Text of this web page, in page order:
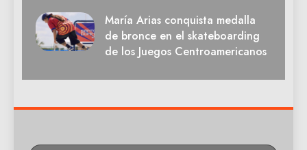
María Arias conquista medalla
de bronce en el skateboarding
de los Juegos Centroamericanos